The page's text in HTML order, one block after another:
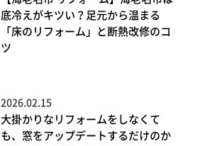
底冷えがキツい？足元から温まる
「床のリフォーム」と断熱改修のコ
ツ
2026.02.15
大掛かりなリフォームをしなくて
も、窓をアップデートするだけのか